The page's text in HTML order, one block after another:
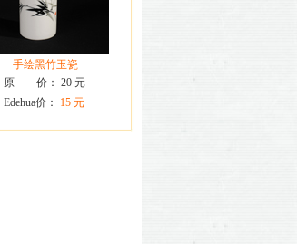
手绘黑竹玉瓷
原 价：20 元
Edehua价：
15 元